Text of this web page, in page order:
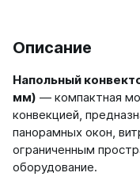
Описание
Напольный
мм) — компактная
конвекцией,
панорамных окон,
ограниченным
оборудование.